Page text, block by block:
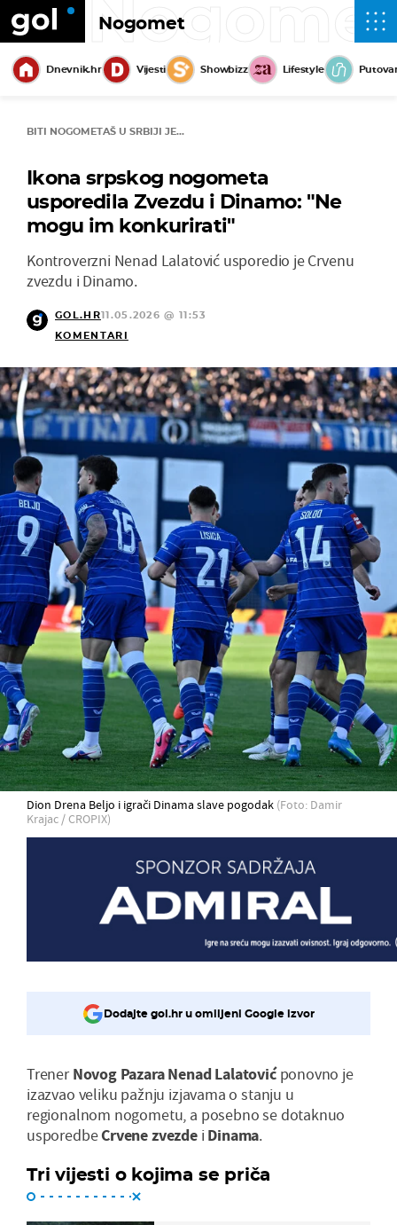
Nogomet
Dnevnik.hr Vijesti Showbizz Lifestyle
BITI NOGOMETAŠ U SRBIJI JE...
Ikona srpskog nogometa
usporedila Zvezdu i Dinamo: "Ne
mogu im konkurirati"
Kontroverzni Nenad Lalatović usporedio je Crvenu
zvezdu i Dinamo.
GOL.HR11.05.2026 @ 11:53
KOMENTARI
Dion Drena Beljo i igrači Dinama slave pogodak (Foto: Damir
Krajac / CROPIX)
Dodajte gol.hr u omiljeni Google izvor
TrenerNovog PazaraNenadLalatovićponovno je
izazvao veliku pažnju izjavama o stanju u
regionalnom nogometu, a posebno se dotaknuo
usporedbeCrvenezvezde i Dinama.
Tri vijesti o kojima se priča